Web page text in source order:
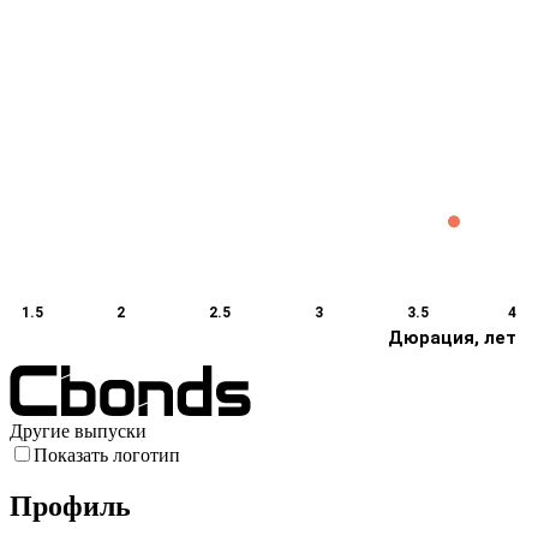
Дюрация, лет
1.5 2 2.5 3 3.5 4
Другие выпуски
Показать логотип
Профиль